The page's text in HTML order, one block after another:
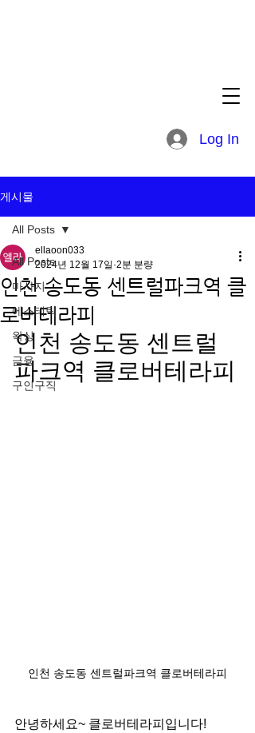
Log In
게시물
All Posts
마사지
에스테틱
왁싱
금융
구인구직
All Posts
인천 송도동 센트럴파크역 클
로버테라피
ellaoon033
2024년 12월 17일 2분 분량
인천 송도동 센트럴
파크역 클로버테라피
인천 송도동 센트럴파크역 클로버테라피
안녕하세요~ 클로버테라피입니다!